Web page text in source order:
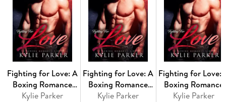
Fighting for Love: A
Boxing Romance
(Fighting For Love
Kylie Parker
Fighting for Love: A
Boxing Romance
(Fighting For Love
Kylie Parker
Fighting for Love:
Boxing Romance
(Fighting For Love
Kylie Parker